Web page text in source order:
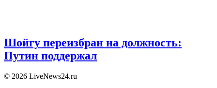
Шойгу переизбран на должность:
Путин поддержал
© 2026 LiveNews24.ru